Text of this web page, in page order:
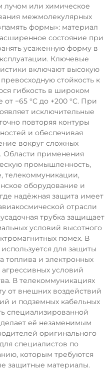
лучом или химическое
межмолекулярных
формы»: материал
состояние при
усаженную форму в
Ключевые
включают высокую
стойкость к
гибкость в широком
−65 °C до +200 °C. При
исключительные
повторяя контуры
и обеспечивая
вокруг сложных
Области применения
промышленность,
телекоммуникации,
оборудование и
надёжная защита имеет
отрасли
трубка защищает
условий высотного
помех. В
для защиты
топлива и электронных
условий
В телекоммуникациях
от внешних воздействий
и подземных кабельных
специализированной
её незаменимым
оригинального
специалистов по
которым требуются
защитные материалы.